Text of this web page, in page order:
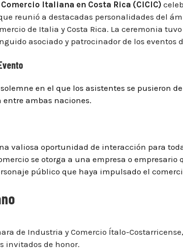
Italiana en Costa Rica (CICIC)
reunió a destacadas personalidades del
de Italia y Costa Rica. La ceremonia
asociado y patrocinador de los eventos
en el que los asistentes se pusieron
ambas naciones.
valiosa oportunidad de interacción para
se otorga a una empresa o
público que haya impulsado el
de Industria y Comercio Ítalo-
invitados de honor.